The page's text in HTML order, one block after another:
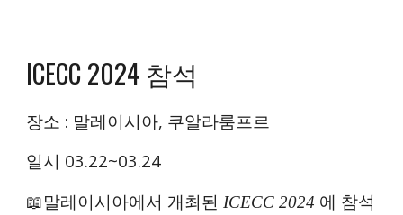
ICECC 2024 참석
장소 : 말레이시아, 쿠알라룸프르
일시 03.22~03.24
📖말레이시아에서 개최된 ICECC 2024 에 참석